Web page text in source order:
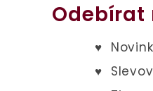
Odebírat